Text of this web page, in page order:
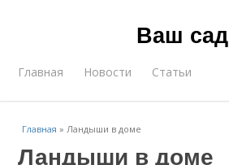
Ваш сад
Главная Новости Статьи
Главная »Ландыши в доме
Ландыши в доме